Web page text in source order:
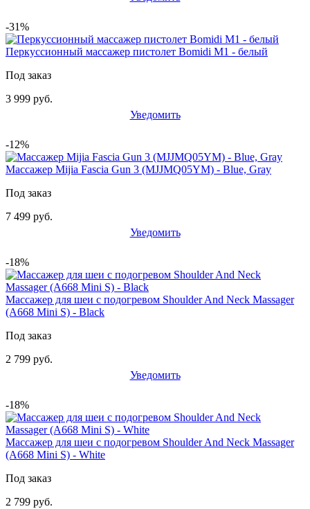
-31%
Перкуссионный массажер пистолет Bomidi M1 - белый
Под заказ
3 999 руб.
Уведомить
-12%
Массажер Mijia Fascia Gun 3 (MJJMQ05YM) - Blue, Gray
Под заказ
7 499 руб.
Уведомить
-18%
Массажер для шеи с подогревом Shoulder And Neck Massager
(A668 Mini S) - Black
Под заказ
2 799 руб.
Уведомить
-18%
Массажер для шеи с подогревом Shoulder And Neck Massager
(A668 Mini S) - White
Под заказ
2 799 руб.